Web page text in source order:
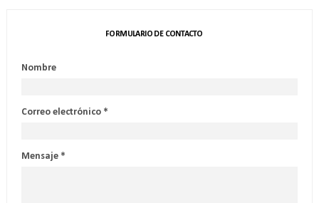
FORMULARIO DE CONTACTO
Nombre
Correo electrónico *
Mensaje *